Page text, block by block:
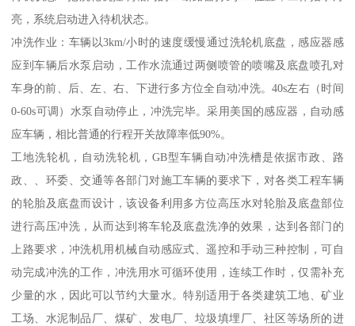
亮，系统启动进入待机状态。
冲洗作业：车辆以3km/小时的速度缓慢通过洗轮机底盘，感应器感
应到车辆后水泵启动，工作水流通过两侧喷管的喷嘴及底盘喷孔对
车身的前、后、左、右、下进行多方位全自动冲洗。40s左右（时间
0-60s可调）水泵自动停止，冲洗完毕。采用美国的感应器，自动感
应车辆，相比普通的行程开关故障率低90%。
工地洗轮机，自动洗轮机，GB型车辆自动冲洗槽是依据市政、路
政、、环委、交通等各部门对施工车辆的要求下，对各类工程车辆
的轮胎及底盘而设计，该设备利用多方位高压水对轮胎及底盘部位
进行高压冲洗，从而达到将车轮及底盘洗净的效果，达到各部门的
上路要求，冲洗机用机械自动感应式、遥控和手动三种控制，可自
动完成冲洗的工作，冲洗用水可循环使用，连续工作时，仅需补充
少量的水，因此可以节约大量水。特别适用于各类建筑工地、矿业
工场、水泥制品厂、煤矿、发电厂、垃圾填埋厂、社区等场所的进